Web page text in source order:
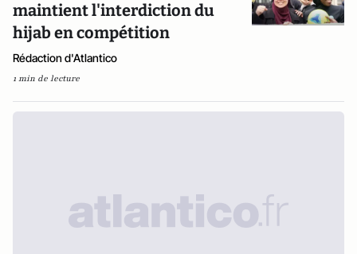
maintient l'interdiction du
hijab en compétition
Rédaction d'Atlantico
1 min de lecture